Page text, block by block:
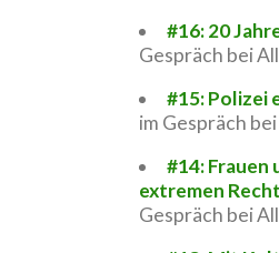
#16: 20
Gespräch bei
#15: Polizei
im Gespräch
#14: Frauen
extremen
Gespräch bei